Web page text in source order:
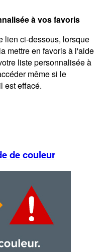
à vos favoris
lien ci-dessous, lorsque
mettre en favoris à l'aide
liste personnalisée à
même si le
est effacé.
de couleur